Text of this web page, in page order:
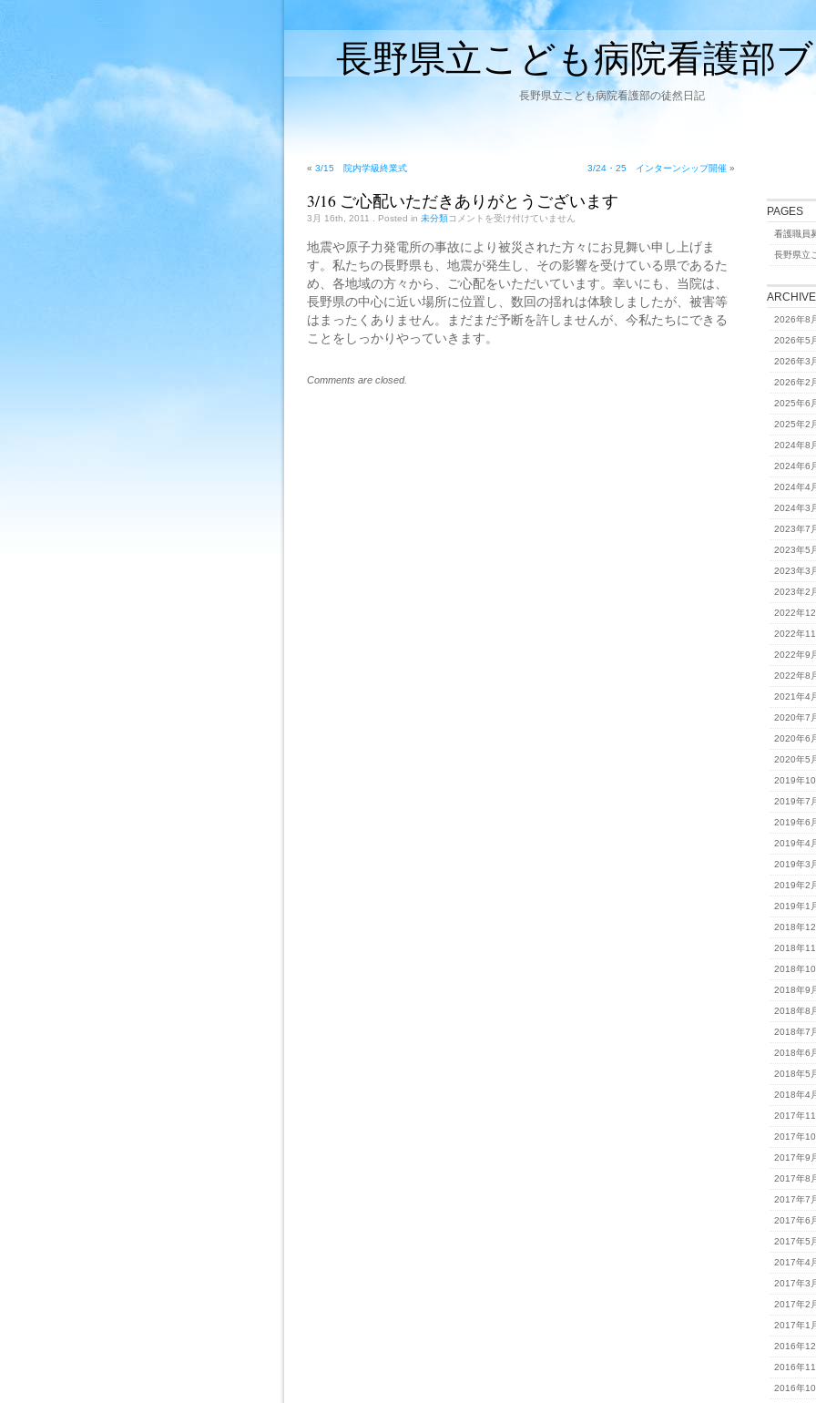
長野県立こども病院看護部
長野県立こども病院看護部の徒然日記
« 3/15 院内学級終業式 3/24・25 インターンシップ開催 »
3/16 ご心配いただきありがとうございます
3月 16th, 2011 . Posted in 未分類3/16
心
配
い
た
だ
き
あ
り
が
コメントを受け付けていません
地震や原子力発電所の事故により被災された方々にお見舞い申し上げま
す。私たちの長野県も、地震が発生し、その影響を受けている県であるた
め、各地域の方々から、ご心配をいただいています。幸いにも、当院は、
長野県の中心に近い場所に位置し、数回の揺れは体験しましたが、被害等
はまったくありません。まだまだ予断を許しませんが、今私たちにできる
ことをしっかりやっていきます。
Comments are closed.
PAGES
看護職員
長野県立
2026年8
2026年5
2026年3
2026年2
2025年6
2025年2
2024年8
2024年6
2024年4
2024年3
2023年7
2023年5
2023年3
2023年2
2022年12
2022年11
2022年9
2022年8
2021年4
2020年7
2020年6
2020年5
2019年10
2019年7
2019年6
2019年4
2019年3
2019年2
2019年1
2018年12
2018年11
2018年10
2018年9
2018年8
2018年7
2018年6
2018年5
2018年4
2017年11
2017年10
2017年9
2017年8
2017年7
2017年6
2017年5
2017年4
2017年3
2017年2
2017年1
2016年12
2016年11
2016年10